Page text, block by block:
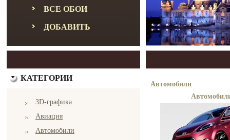
ВСЕ ОБОИ
ДОБАВИТЬ
КАТЕГОРИИ
3D-графика
Авиация
Автомобили
Автомобили